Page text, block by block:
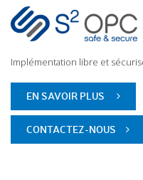
Implémentation libre et
EN SAVOIR PLUS
CONTACTEZ-NOUS